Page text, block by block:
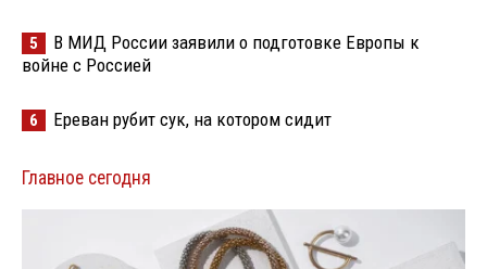
5
В МИД России заявили о подготовке Европы к
войне с Россией
6 Ереван рубит сук, на котором сидит
Главное сегодня